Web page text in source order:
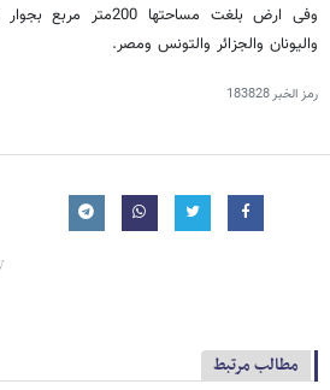
وفی ارض بلغت مساحتها
والیونان والجزائر والتونس ومصر.
رمز الخبر183828
مطالب مرتبط